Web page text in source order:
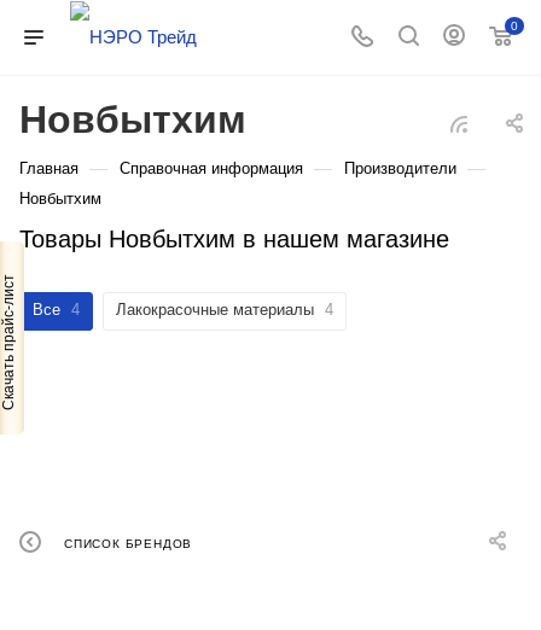
0
Новбытхим
Главная — Справочная информация — Производители —
Новбытхим
Товары Новбытхим в нашем магазине
Все 4 Лакокрасочные материалы 4
СПИСОК БРЕНДОВ
Скачать прайс-лист